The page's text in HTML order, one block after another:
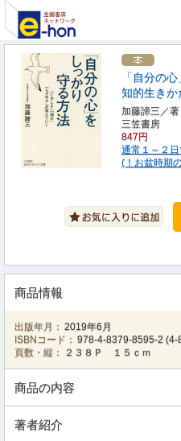
「自分の
知的生き
加藤諦三／著
三笠書房
847円
通常１～２
(！お盆時期
商品情報
出版年月： 2019年6月
ISBNコード： 978-4-8379-8595-2 (4-
頁数・縦：
２３８Ｐ １５ｃｍ
商品の内容
著者紹介